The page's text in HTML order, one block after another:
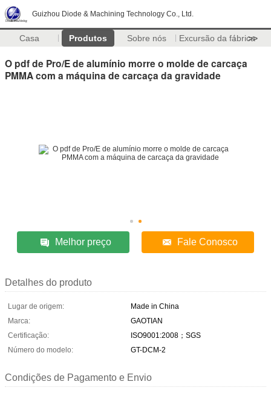
Guizhou Diode & Machining Technology Co., Ltd.
Casa Produtos Sobre nós Excursão da fábrica
>>
O pdf de Pro/E de alumínio morre o molde de carcaça
PMMA com a máquina de carcaça da gravidade
Melhor preço Fale Conosco
Detalhes do produto
Lugar de origem:
Made in China
Marca:
GAOTIAN
Certificação:
ISO9001:2008；SGS
Número do modelo:
GT-DCM-2
Condições de Pagamento e Envio